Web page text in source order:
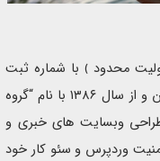
محدود ﴾ با شماره ثبت
۹۷۹۲ در سال ۱۳۹۳ به ثبت رسید و پیش از آن و از سال ۱۳۸۶ با نام “گروه
طراحی وبسایت های خبری و
وردپرس و سئو کار خود